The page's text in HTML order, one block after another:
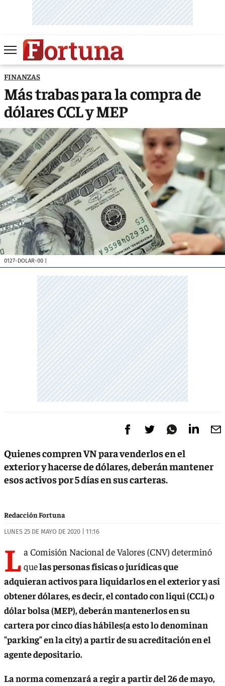
FINANZAS
Más trabas para la compra de
dólares CCL y MEP
0127-DOLAR-00
Quienes compren VN para venderlos en el
exterior y hacerse de dólares, deberán mantener
esos activos por 5 días en sus carteras.
Redacción Fortuna
LUNES 25 DE MAYO DE 2020 | 11:16
L a Comisión Nacional de Valores (CNV) determinó
quelas personas físicas o jurídicas que
adquieran activos para liquidarlos en el exterior y así
obtener dólares, es decir, el contado con liqui (CCL) o
dólar bolsa (MEP), deberán mantenerlos en su
cartera por cinco días hábiles(a esto lo denominan
"parking" en la city) a partir de su acreditación en el
agente depositario.
La norma comenzará a regir a partir del 26 de mayo,